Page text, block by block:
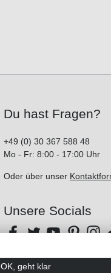
Du hast Fragen?
+49 (0) 30 367 588 48
Mo - Fr: 8:00 - 17:00 Uhr
Oder über unser
Unsere Socials
OK, geht klar